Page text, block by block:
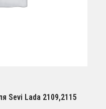
Sevi Lada 2109,2115